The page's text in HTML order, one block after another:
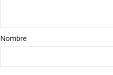
Stanley
libros